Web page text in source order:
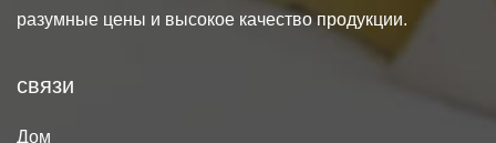
разумные цены и высокое качество продукции.
связи
Дом